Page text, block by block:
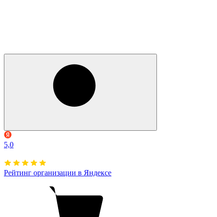
5,0
Рейтинг организации в Яндексе